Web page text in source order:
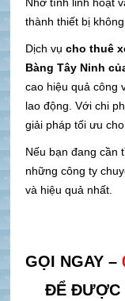
Nhờ tính linh hoạt
thành thiết bị
Dịch vụ cho thuê
Bàng Tây Ninh
cao hiệu quả công
lao động. Với chi
giải pháp tối ưu
Nếu bạn đang cần
những công ty
và hiệu quả nhất.
GỌI NGAY –
ĐỂ ĐƯỢC